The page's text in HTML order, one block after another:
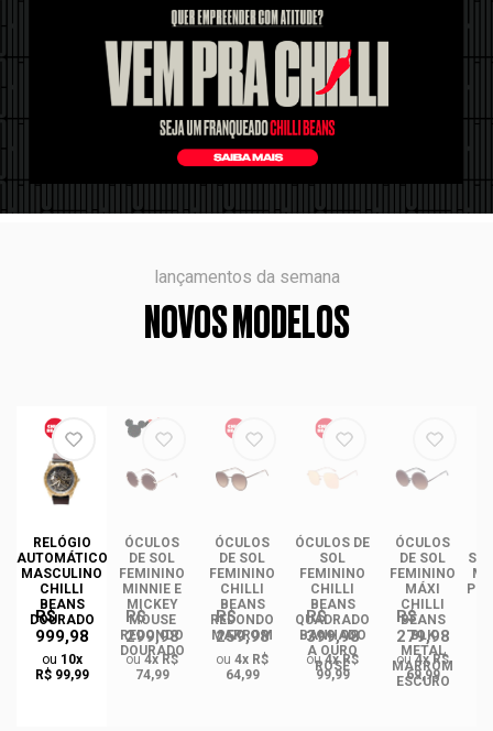
lançamentos da semana
NOVOS MODELOS
RELÓGIO
AUTOMÁTICO
MASCULINO
CHILLI
BEANS
DOURADO
R$
999,98
ou 10x
R$ 99,99
ÓCULOS
DE SOL
FEMININO
MINNIE E
MICKEY
MOUSE
REDONDO
DOURADO
R$
299,98
ou4x R$
74,99
ÓCULOS
DE SOL
FEMININO
CHILLI
BEANS
REDONDO
MARROM
R$
259,98
ou 4x R$
64,99
ÓCULOS DE
SOL
FEMININO
CHILLI
BEANS
QUADRADO
BANHADO
A OURO
ROSÉ
R$
399,98
ou4x R$
99,99
ÓCULOS
DE SOL
FEMININO
MÁXI
CHILLI
BEANS
BLK
METAL
MARROM
ESCURO
R$
279,98
ou4x R$
69,99